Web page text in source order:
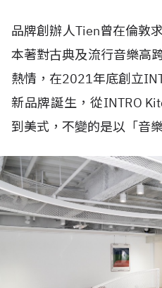
品牌創辦人Tien曾在倫敦
本著對古典及流行音樂高
熱情，在2021年底創立
新品牌誕生，從INTRO
到美式，不變的是以「音